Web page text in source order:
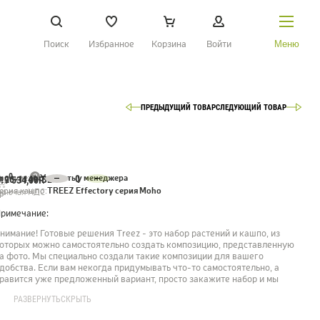
Поиск Избранное Корзина Войти Меню
Вопросы и ответы
Новости
Статьи
ПРЕДЫДУЩИЙ ТОВАРСЛЕДУЮЩИЙ ТОВАР
1149-BE
19 534,00Р.
НДС
0 ? Узнавать у менеджера
кашпо:TREEZ Effectory серия Moho
Готовые решения Treez - это набор растений и кашпо, из
можно самостоятельно создать композицию, представленную
фото. Мы специально создали такие композиции для вашего
Если вам некогда придумывать что-то самостоятельно, а
уже предложенный вариант, просто закажите набор и мы
композиции.
РАЗВЕРНУТЬСКРЫТЬ